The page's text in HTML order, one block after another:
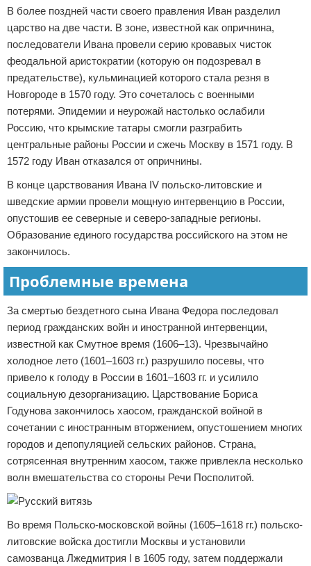
В более поздней части своего правления Иван разделил
царство на две части. В зоне, известной как опричнина,
последователи Ивана провели серию кровавых чисток
феодальной аристократии (которую он подозревал в
предательстве), кульминацией которого стала резня в
Новгороде в 1570 году. Это сочеталось с военными
потерями. Эпидемии и неурожай настолько ослабили
Россию, что крымские татары смогли разграбить
центральные районы России и сжечь Москву в 1571 году. В
1572 году Иван отказался от опричнины.
В конце царствования Ивана IV польско-литовские и
шведские армии провели мощную интервенцию в России,
опустошив ее северные и северо-западные регионы.
Образование единого государства российского на этом не
закончилось.
Проблемные времена
За смертью бездетного сына Ивана Федора последовал
период гражданских войн и иностранной интервенции,
известной как Смутное время (1606–13). Чрезвычайно
холодное лето (1601–1603 гг.) разрушило посевы, что
привело к голоду в России в 1601–1603 гг. и усилило
социальную дезорганизацию. Царствование Бориса
Годунова закончилось хаосом, гражданской войной в
сочетании с иностранным вторжением, опустошением многих
городов и депопуляцией сельских районов. Страна,
сотрясенная внутренним хаосом, также привлекла несколько
волн вмешательства со стороны Речи Посполитой.
Во время Польско-московской войны (1605–1618 гг.) польско-
литовские войска достигли Москвы и установили
самозванца Лжедмитрия I в 1605 году, затем поддержали